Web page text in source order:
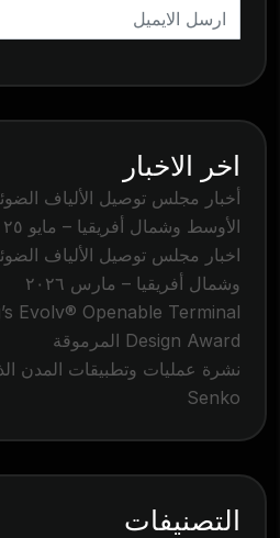
اخر الاخبار
أخبار مجلس توصيل الألياف
الأوسط وشمال أفريقيا – مايو ٢٠٢٥
اخبار مجلس توصيل الألياف
وشمال أفريقيا – مارس ٢٠٢٦
Design Award المرموقة
نشرة عمليات وتطبيقات المدن
Senko
التصنيفات